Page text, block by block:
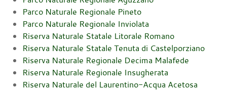
Parco Naturale Regionale Pineto
Parco Naturale Regionale Inviolata
Riserva Naturale Statale Litorale Romano
Riserva Naturale Statale Tenuta di Castelporziano
Riserva Naturale Regionale Decima Malafede
Riserva Naturale Regionale Insugherata
Riserva Naturale del Laurentino-Acqua Acetosa